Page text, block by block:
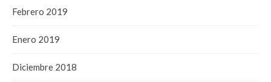
Febrero 2019
Enero 2019
Diciembre 2018